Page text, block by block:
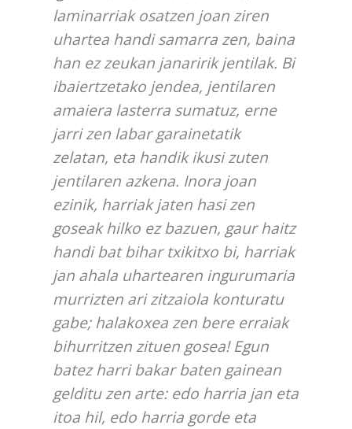
laminarriak osatzen joan ziren
uhartea handi samarra zen, baina
han ez zeukan janaririk jentilak. Bi
ibaiertzetako jendea, jentilaren
amaiera lasterra sumatuz, erne
jarri zen labar garainetatik
zelatan, eta handik ikusi zuten
jentilaren azkena. Inora joan
ezinik, harriak jaten hasi zen
goseak hilko ez bazuen, gaur haitz
handi bat bihar txikitxo bi, harriak
jan ahala uhartearen ingurumaria
murrizten ari zitzaiola konturatu
gabe; halakoxea zen bere erraiak
bihurritzen zituen gosea! Egun
batez harri bakar baten gainean
gelditu zen arte: edo harria jan eta
itoa hil, edo harria gorde eta